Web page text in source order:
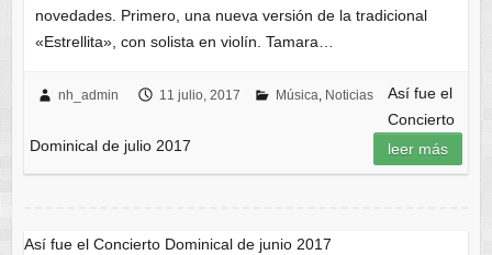
novedades. Primero, una nueva versión de la tradicional
«Estrellita», con solista en violín. Tamara…
nh_admin 11 julio, 2017 Música, Noticias
Así fue el
Concierto
Dominical de julio 2017
leer más
Así fue el Concierto Dominical de junio 2017